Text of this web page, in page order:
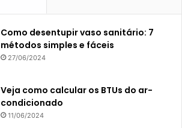
Como desentupir vaso sanitário: 7
métodos simples e fáceis
27/06/2024
Veja como calcular os BTUs do ar-
condicionado
11/06/2024